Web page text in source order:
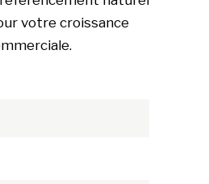
votre croissance